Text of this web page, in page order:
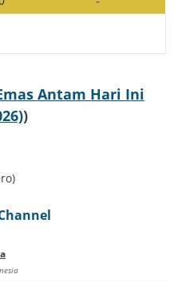
Antam Hari Ini
)